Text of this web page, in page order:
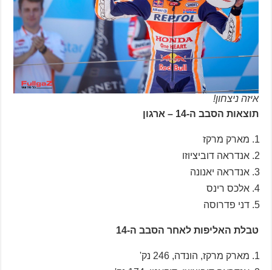
איזה ניצחון!
תוצאות הסבב ה-14 – ארגון
מארק מרקז
אנדראה דוביציוזו
אנדראה יאנונה
אלכס רינס
דני פדרוסה
טבלת האליפות לאחר הסבב ה-14
מארק מרקז, הונדה, 246 נק'